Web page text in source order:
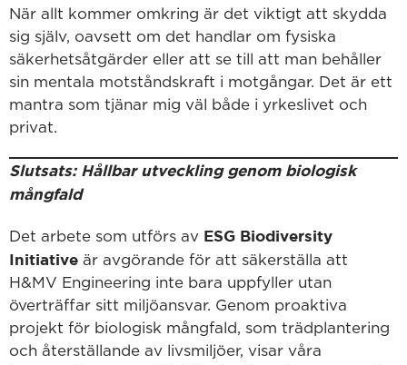
När allt kommer omkring är det viktigt att skydda
sig själv, oavsett om det handlar om fysiska
säkerhetsåtgärder eller att se till att man behåller
sin mentala motståndskraft i motgångar. Det är ett
mantra som tjänar mig väl både i yrkeslivet och
privat.
Slutsats: Hållbar utveckling genom biologisk
mångfald
Det arbete som utförs av ESG Biodiversity
Initiative är avgörande för att säkerställa att
H&MV Engineering inte bara uppfyller utan
överträffar sitt miljöansvar. Genom proaktiva
projekt för biologisk mångfald, som trädplantering
och återställande av livsmiljöer, visar våra